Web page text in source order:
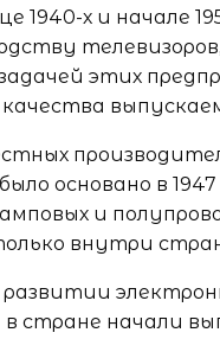
1940-х и начале
этих
основано в
и
внутри
развитии
в стране начали